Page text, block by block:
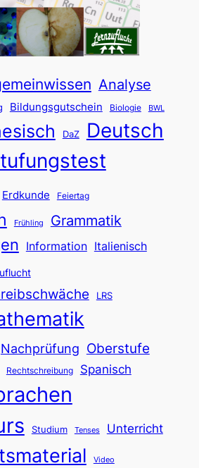
Analyse
Bildungsgutschein Biologie BWL
DaZ Deutsch
Erdkunde Feiertag
Frühling Grammatik
Information Italienisch
LRS
Nachprüfung Oberstufe
Rechtschreibung Spanisch
Studium Tenses Unterricht
Video